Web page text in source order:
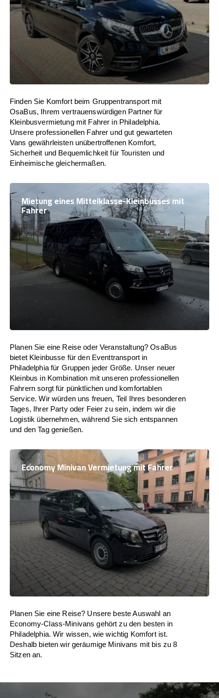
Finden Sie Komfort beim Gruppentransport mit
OsaBus, Ihrem vertrauenswürdigen Partner für
Kleinbusvermietung mit Fahrer in Philadelphia.
Unsere professionellen Fahrer und gut gewarteten
Vans gewährleisten unübertroffenen Komfort,
Sicherheit und Bequemlichkeit für Touristen und
Einheimische gleichermaßen.
Mietung eines Mittelklasse-Kleinbusses mit
Fahrer
Planen Sie eine Reise oder Veranstaltung? OsaBus
bietet Kleinbusse für den Eventtransport in
Philadelphia für Gruppen jeder Größe. Unser neuer
Kleinbus in Kombination mit unseren professionellen
Fahrern sorgt für pünktlichen und komfortablen
Service. Wir würden uns freuen, Teil Ihres besonderen
Tages, Ihrer Party oder Feier zu sein, indem wir die
Logistik übernehmen, während Sie sich entspannen
und den Tag genießen.
Economy Minivan Vermietung mit Fahrer
Planen Sie eine Reise? Unsere beste Auswahl an
Economy-Class-Minivans gehört zu den besten in
Philadelphia. Wir wissen, wie wichtig Komfort ist.
Deshalb bieten wir geräumige Minivans mit bis zu 8
Sitzen an.